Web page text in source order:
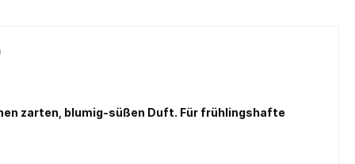
zarten, blumig-süßen Duft. Für frühlingshafte